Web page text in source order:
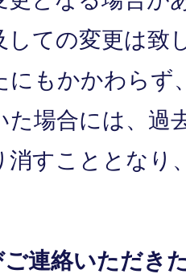
しての変更は致
にもかかわらず
た場合には、過
消すこととなり
連絡いただき